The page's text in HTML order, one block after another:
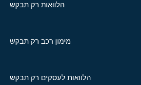
הלוואות רק תבקש
מימון רכב רק תבקש
הלוואות לעסקים רק תבקש